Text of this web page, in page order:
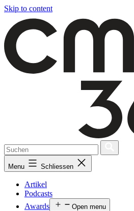
Skip to content
Menu Schliessen
Artikel
Podcasts
Awards
Open menu